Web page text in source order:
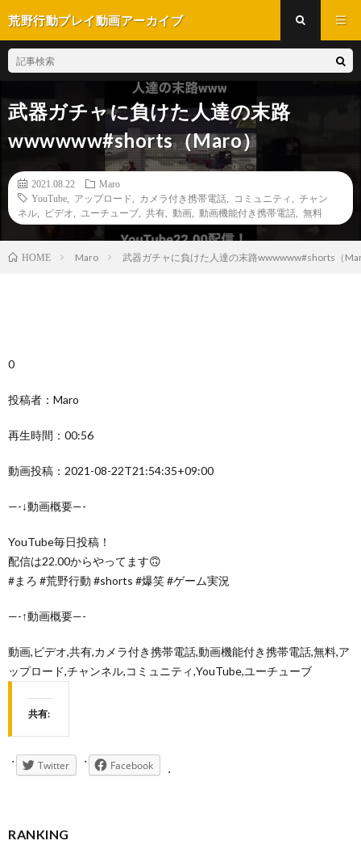
荒野行動プレイ動画アーカイブ
武器ガチャに負けた人達の末路
wwwwww#shorts（Maro）
2021.08.22
Maro
YouTube
アップロード カメラ付き携帯電話 コミュニティ
チャン
ネル
ビデオ ユーチューブ 共有 動画 動画機能付き携帯電話 無料
HOME Maro 武器ガチャに負けた人達の末路wwwwww#shorts（
0
投稿者：Maro
再生時間：00:56
動画投稿：2021-08-22T21:54:35+09:00
—-↓動画概要—-
YouTube毎日投稿！
配信は22.00からやってます🙃
#まろ #荒野行動 #shorts #爆笑 #ゲーム実況
—-↑動画概要—-
動画,ビデオ,共有,カメラ付き携帯電話,動画機能付き携帯電話,無料,ア
ップロード,チャンネル,コミュニティ,YouTube,ユーチューブ
共有:
Twitter Facebook
RANKING